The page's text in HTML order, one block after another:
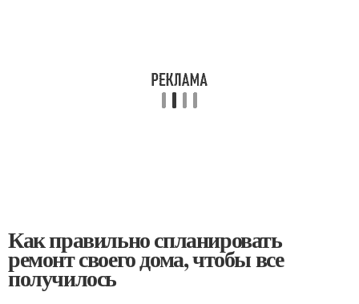
Как правильно спланировать
ремонт своего дома, чтобы все
получилось